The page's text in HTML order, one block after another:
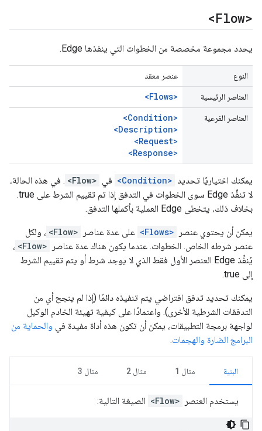
<Flow>
يحدد مجموعة مخصصة من الخطوات التي ينفذها Edge.
النوع عنصر معقد
العناصر الرئيسية <Flows>
العناصر الفرعية
<Condition>
<Description>
<Request>
<Response>
يمكنك اختياريًا تحديد <Condition> في <Flow> . في هذه الحالة،
لا تنفِّذ Edge سوى الخطوات في التدفق إذا تم تقييم الشرط على true.
بخلاف ذلك، يتخطى Edge العملية بأكملها التدفق.
يمكن أن يحتوي عنصر <Flows> على عدة عناصر <Flow> ، ولكل
عنصر شرطه الخاص. الخطوات. عندما يكون هناك عدة عناصر
<Flow> ،
يُنفِّذ Edge العنصر الأول فقط الذي لا يوجد شرط أو يتم تقييم الشرط
إلى true.
يمكنك تحديد تدفق افتراضي يتم تنفيذه دائمًا (إذا لم ينجح أي من
التدفقات الشرطية الأخرى). واعتمادًا على كيفية تهيئة الخادم الوكيل
لواجهة برمجة التطبيقات، يمكن أن تكون هذه أداة مفيدة في والحماية من
البرامج الضارة والهجمات.
البنية مثال 1 مثال 2 مثال 3
يستخدم العنصر <Flow> الصيغة التالية: